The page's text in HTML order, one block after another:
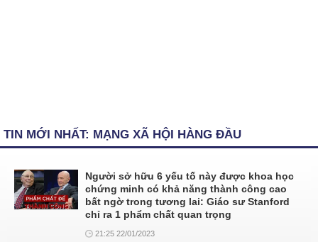
TIN MỚI NHẤT: MẠNG XÃ HỘI HÀNG ĐẦU
Người sở hữu 6 yếu tố này được khoa học
chứng minh có khả năng thành công cao
bất ngờ trong tương lai: Giáo sư Stanford
chỉ ra 1 phẩm chất quan trọng
21:25 22/01/2023